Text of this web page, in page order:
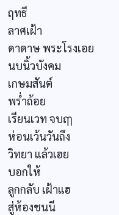
ฤทธี
ลาศเฝ้า
ดาดาษ พระโรงเอย
นบนิ้วบังคม
เกษมสันต์
พร่ำถ้อย
เรียนเวท จบฤๅ
ห่อนเว้นวันถึง
วิทยา แล้วเฮย
บอกให้
ลูกกลับ เฝ้าแฮ
สู่ห้องชนนี